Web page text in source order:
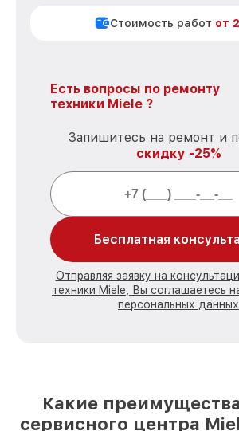
Стоимость работ от
Есть вопросы по ремонту
техники Miele ?
Запишитесь на ремонт и
скидку -25%
Бесплатная
Отправляя заявку на
техники Miele, Вы соглашаетесь
персональных данных
Какие
сервисного центра